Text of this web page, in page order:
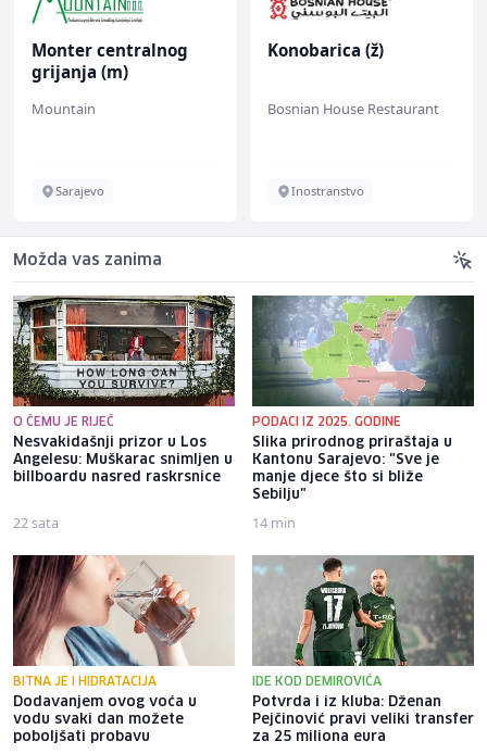
Monter centralnog
grijanja (m)
Mountain
Sarajevo
Konobarica (ž)
Bosnian House Restaurant
Inostranstvo
Možda vas zanima
O ČEMU JE RIJEČ
Nesvakidašnji prizor u Los
Angelesu: Muškarac snimljen u
billboardu nasred raskrsnice
22 sata
PODACI IZ 2025. GODINE
Slika prirodnog priraštaja u
Kantonu Sarajevo: "Sve je
manje djece što si bliže
Sebilju"
14 min
BITNA JE I HIDRATACIJA
Dodavanjem ovog voća u
vodu svaki dan možete
poboljšati probavu
IDE KOD DEMIROVIĆA
Potvrda i iz kluba: Dženan
Pejčinović pravi veliki transfer
za 25 miliona eura